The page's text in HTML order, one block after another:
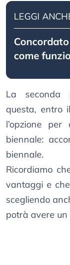
LEGGI
come
La seconda
questa, entro
l’opzione
biennale:
biennale.
Ricordiamo
vantaggi e
scegliendo
potrà avere